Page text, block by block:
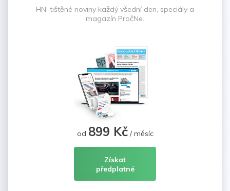
HN, tištěné noviny každý všední den, speciály a
magazín PročNe.
od 899 Kč/ měsíc
Získat
předplatné